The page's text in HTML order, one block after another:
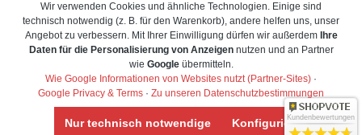
Wir verwenden Cookies und ähnliche Technologien. Einige sind
technisch notwendig (z. B. für den Warenkorb), andere helfen uns, unser
Angebot zu verbessern. Mit Ihrer Einwilligung dürfen wir außerdem Ihre
Daten für die Personalisierung von Anzeigennutzen und an Partner
wie Googleübermitteln.
Wie Google Informationen von Websites nutzt (Partner-Sites) ·
Google Privacy & Terms · Zu unseren Datenschutzbestimmungen
Nur technisch notwendige KonfigurierenKundenbewertungen